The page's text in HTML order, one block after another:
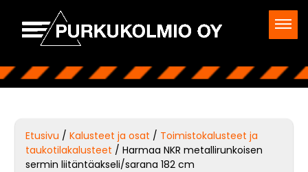
Etusivu /Kalusteet ja osat / Toimistokalusteet ja
taukotilakalusteet / Harmaa NKR metallirunkoisen
sermin liitäntäakseli/sarana 182 cm